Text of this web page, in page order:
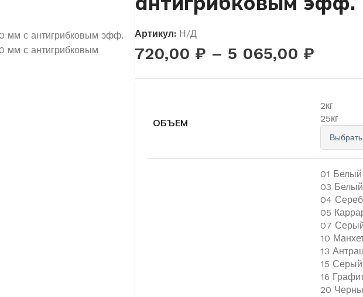
Артикул: Н/Д
720,00 ₽ – 5 065,00 ₽
ОБЪЕМ
2кг
25кг
01 Белый
03
04
05
07
10
13
15
16
20